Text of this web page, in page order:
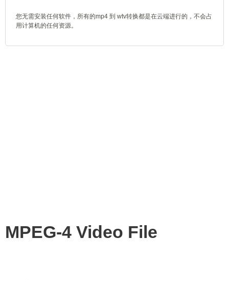
您无需安装任何软件，所有的mp4 到 wtv转换都是在云端进行的，不会占
用计算机的任何资源。
MPEG-4 Video File